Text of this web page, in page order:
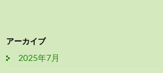
アーカイブ
2025年7月